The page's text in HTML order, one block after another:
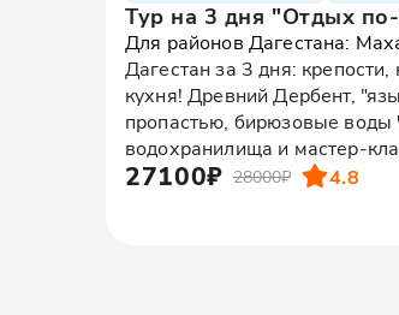
Тур на 3 дня "Отдых
Для районов Дагестана:
Дагестан за 3 дня:
кухня! Древний Дербент,
пропастью, бирюзовые воды
водохранилища и мастер-
27100₽ 28000₽ 4.8